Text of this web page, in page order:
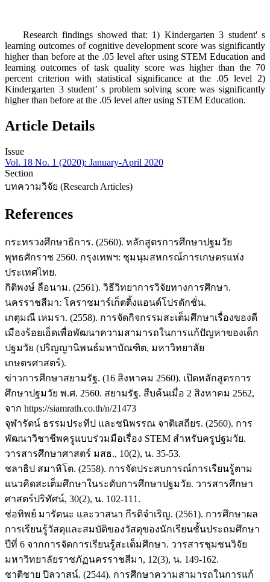
Research findings showed that: 1) Kindergarten 3 student' s
learning outcomes of cognitive development score was significantly
higher than before at the .05 level after using STEM Education and
learning outcomes of task quality score was higher than the 70
percent criterion with statistical significance at the .05 level 2)
Kindergarten 3 student’ s problem solving score was significantly
higher than before at the .05 level after using STEM Education.
Article Details
Issue
Vol. 18 No. 1 (2020): January-April 2020
Section
บทความวิจัย (Research Articles)
References
กระทรวงศึกษาธิการ. (2560). หลักสูตรการศึกษาปฐมวัย
พุทธศักราช 2560. กรุงเทพฯ: ชุมนุมสหกรณ์การเกษตรแห่ง
ประเทศไทย.
กิติพงษ์ ลือนาม. (2561). วิธีวิทยาการวิจัยทางการศึกษา.
นครราชสีมา: โคราชมาร์เก็ตติ้งแอนด์โปรดักชั่น.
เกตุมณี เหมรา. (2558). การจัดกิจกรรมสะเต็มศึกษาเรื่องของดี
เมืองร้อยเอ็ดเพื่อพัฒนาความสามารถในการแก้ปัญหาของเด็ก
ปฐมวัย (ปริญญานิพนธ์มหาบัณฑิต, มหาวิทยาลัย
เกษตรศาสตร์).
ข่าวการศึกษาสยามรัฐ. (16 สิงหาคม 2560). เปิดหลักสูตรการ
ศึกษาปฐมวัย พ.ศ. 2560. สยามรัฐ. สืบค้นเมื่อ 2 สิงหาคม 2562,
จาก https://siamrath.co.th/n/21473
จุฬารัตน์ ธรรมประทีป และชนิพรรณ จาติเสถียร. (2560). การ
พัฒนาวิชาชีพครูแบบร่วมมือเรื่อง STEM สำหรับครูปฐมวัย.
วารสารศึกษาศาสตร์ มสธ., 10(2), น. 35-53.
ชลาธิป สมาหิโต. (2558). การจัดประสบการณ์การเรียนรู้ตาม
แนวคิดสะเต็มศึกษาในระดับการศึกษาปฐมวัย. วารสารศึกษา
ศาสตร์ปริทัศน์, 30(2), น. 102-111.
ช่อทิพย์ มารัตนะ และวาสนา กีรติจำเริญ. (2561). การศึกษาผล
การเรียนรู้วัสดุและสมบัติของวัสดุของนักเรียนชั้นประถมศึกษา
ปีที่ 6 จากการจัดการเรียนรู้สะเต็มศึกษา. วารสารชุมชนวิจัย
มหาวิทยาลัยราชภัฏนครราชสีมา, 12(3), น. 149-162.
ชาติชาย ปิลวาสน์. (2544). การศึกษาความสามารถในการแก้